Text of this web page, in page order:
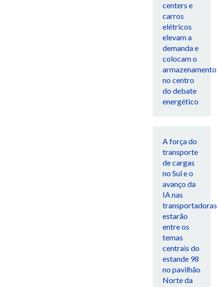
centers e
carros
elétricos
elevam a
demanda e
colocam o
armazenamento
no centro
do debate
energético
A força do
transporte
de cargas
no Sul e o
avanço da
IA nas
transportadoras
estarão
entre os
temas
centrais do
estande 98
no pavilhão
Norte da